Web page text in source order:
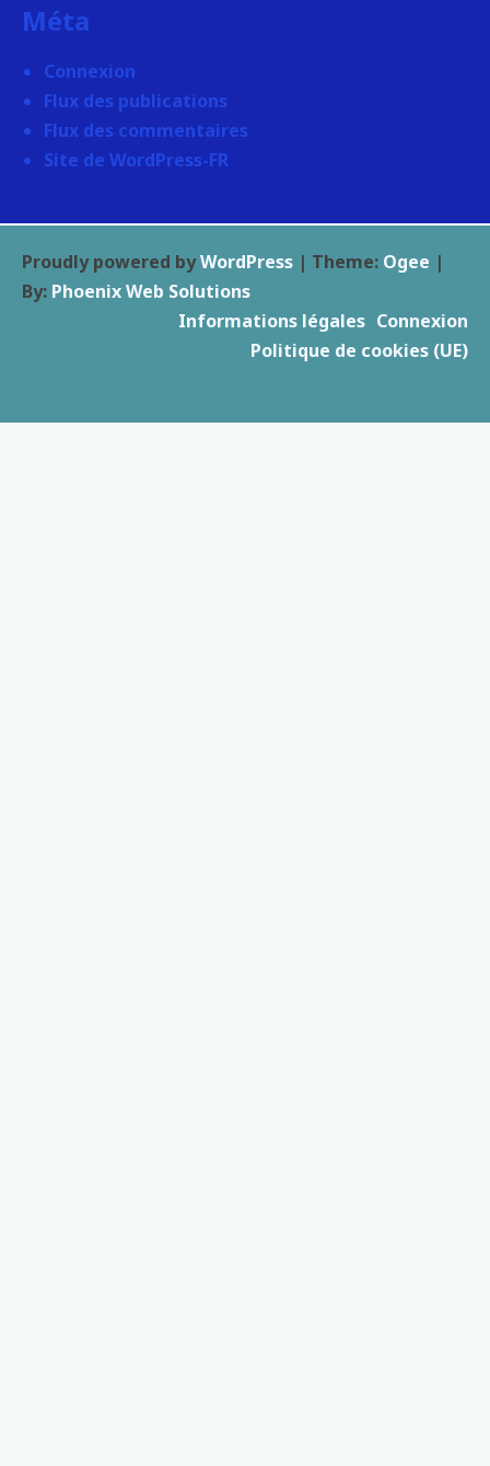
Méta
Connexion
Flux des publications
Flux des commentaires
Site de WordPress-FR
Proudly powered byWordPress | Theme: Ogee |
By: Phoenix Web Solutions
Connexion
Informations légales
Politique de cookies (UE)